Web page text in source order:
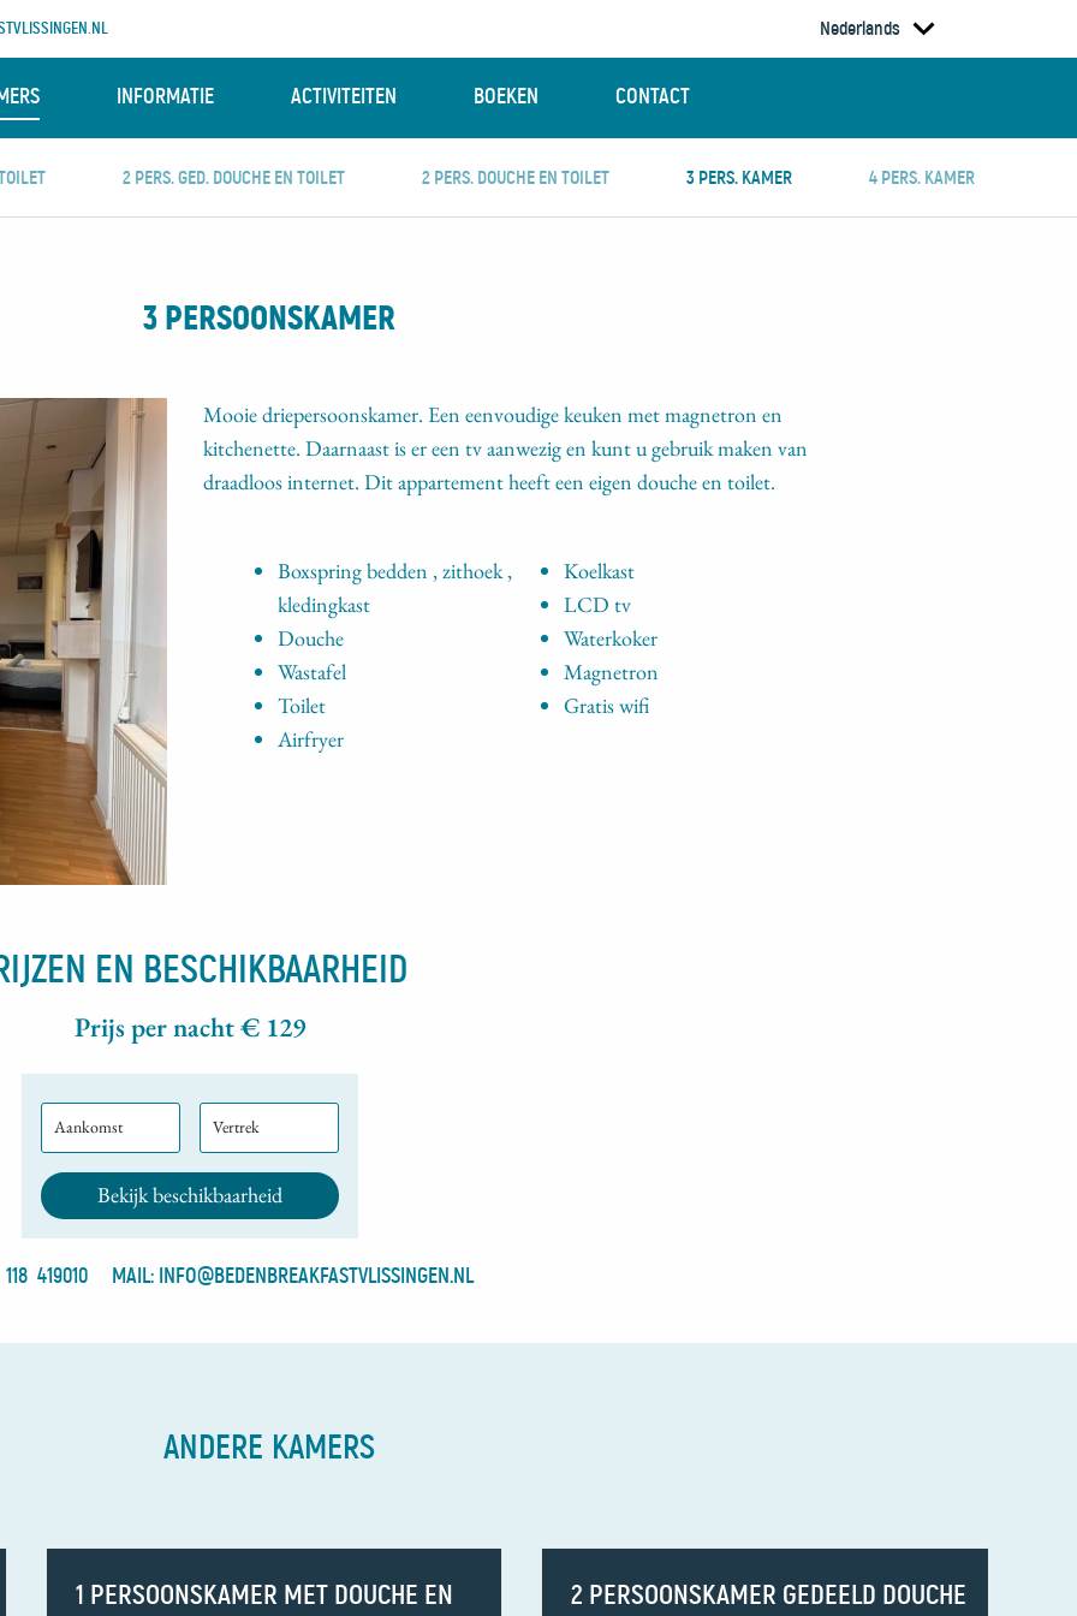
2 PERS. GED. DOUCHE EN TOILET 2 PERS. DOUCHE EN TOILET 3 PERS. KAMER 4 PERS. KAMER
INFORMATIE ACTIVITEITEN BOEKEN CONTACT
3 PERSOONSKAMER
Mooie driepersoonskamer. Een eenvoudige keuken met magnetron en
kitchenette. Daarnaast is er een tv aanwezig en kunt u gebruik maken van
draadloos internet. Dit appartement heeft een eigen douche en toilet.
Boxspring bedden , zithoek ,
kledingkast
Douche
Wastafel
Toilet
Airfryer
Koelkast
LCD tv
Waterkoker
Magnetron
Gratis wifi
EN BESCHIKBAARHEID
Prijs per nacht € 129
Aankomst Vertrek
419010 MAIL: INFO@BEDENBREAKFASTVLISSINGEN.NL
ANDERE KAMERS
1 PERSOONSKAMER MET DOUCHE EN 2 PERSOONSKAMER GEDEELD DOUCHE